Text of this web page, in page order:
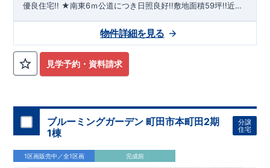
優良住宅!! ★南東6ｍ公道につき日照良好!!敷地面積59坪!!近く
により開放的な空間を演出！！明るい対面キッチンは一見の価
値有り!! ★【ビルトイン食洗機】・【スマートサニタリー】・
【浴室換気乾燥機】・【宅配ボックス】等ワンランク上の仕様
を標準装備!!見学予約・資料請求
物件詳細を見る
ブルーミングガーデン 町田市本町田2期
1棟
分譲
住宅
1区画販売中／全1区画 完成前